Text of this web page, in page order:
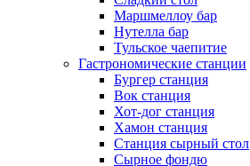
Маршмеллоу бар
Нутелла бар
Тульское чаепитие
Гастрономические станции
Бургер станция
Вок станция
Хот-дог станция
Хамон станция
Станция сырный стол
Сырное фондю